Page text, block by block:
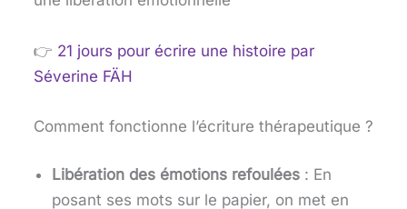
👉 21 jours pour écrire une histoire par
Séverine FÄH
Comment fonctionne l’écriture thérapeutique ?
Libération des émotions refoulées : En
posant ses mots sur le papier, on met en